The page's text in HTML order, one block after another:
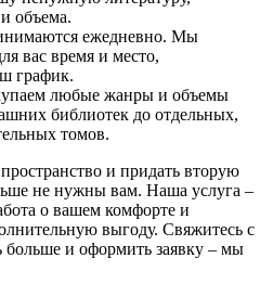
объема.
ежедневно. Мы
вас время и место,
график.
любые жанры и объемы
библиотек до отдельных,
томов.
и придать вторую
не нужны вам. Наша услуга –
о вашем комфорте и
выгоду. Свяжитесь с
больше и оформить заявку – мы